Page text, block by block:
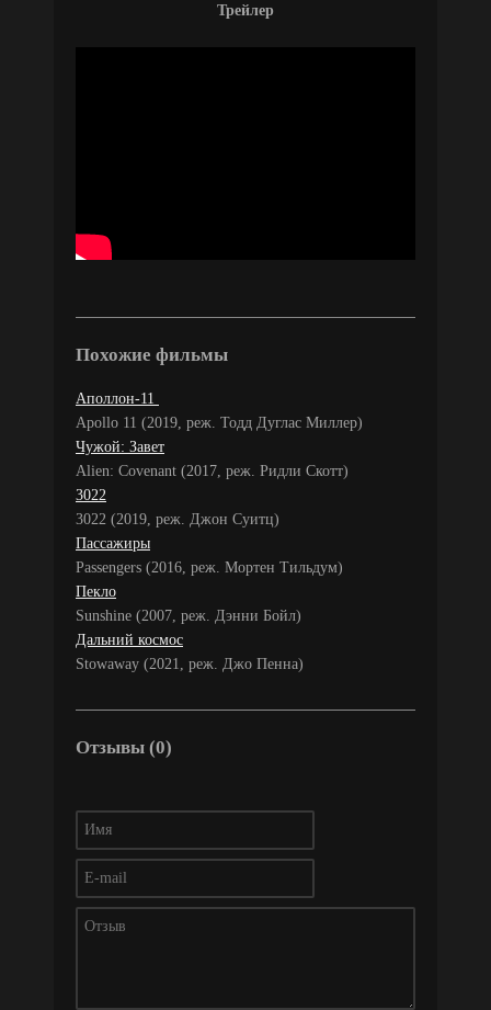
Трейлер
Похожие фильмы
Аполлон-11
Apollo 11 (2019, реж. Тодд Дуглас Миллер)
Чужой: Завет
Alien: Covenant (2017, реж. Ридли Скотт)
3022
3022 (2019, реж. Джон Суитц)
Пассажиры
Passengers (2016, реж. Мортен Тильдум)
Пекло
Sunshine (2007, реж. Дэнни Бойл)
Дальний космос
Stowaway (2021, реж. Джо Пенна)
Отзывы (0)